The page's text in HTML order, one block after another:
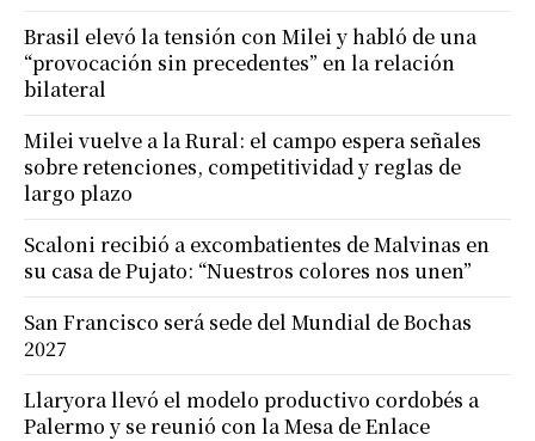
Brasil elevó la tensión con Milei y habló de una
“provocación sin precedentes” en la relación
bilateral
Milei vuelve a la Rural: el campo espera señales
sobre retenciones, competitividad y reglas de
largo plazo
Scaloni recibió a excombatientes de Malvinas en
su casa de Pujato: “Nuestros colores nos unen”
San Francisco será sede del Mundial de Bochas
2027
Llaryora llevó el modelo productivo cordobés a
Palermo y se reunió con la Mesa de Enlace